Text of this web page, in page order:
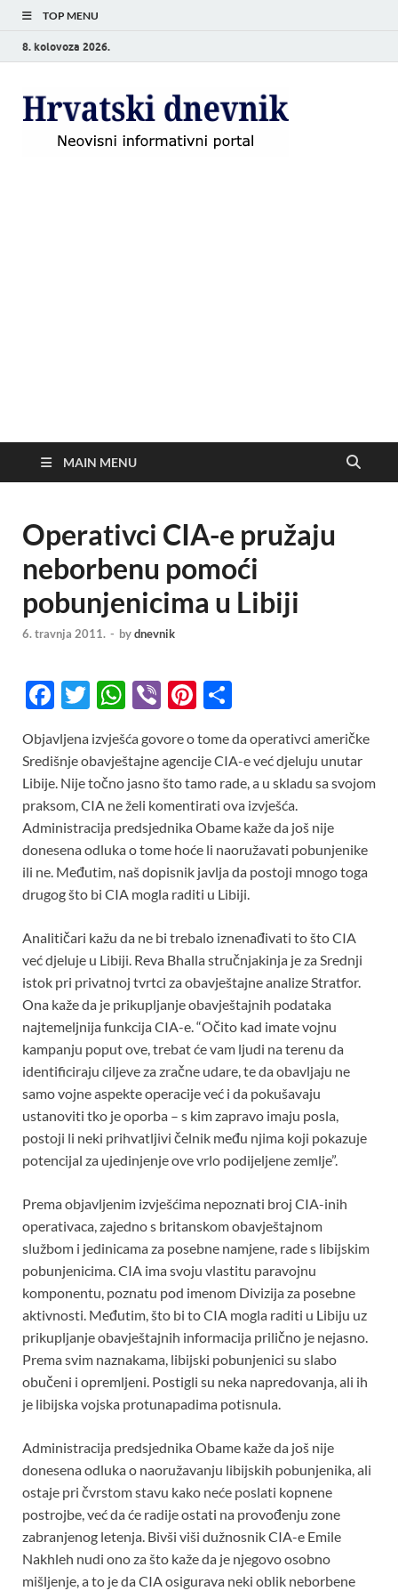
TOP MENU
8. kolovoza 2026.
MAIN MENU
Operativci CIA-e pružaju
neborbenu pomoći
pobunjenicima u Libiji
6. travnja 2011. - bydnevnik
F
e
b
o
o
k
T
itt
er
W
at
s
A
p
p
Vi
er
Pi
er
es
t
ar
e
Objavljena izvješća govore o tome da operativci američke
Središnje obavještajne agencije CIA-e već djeluju unutar
Libije. Nije točno jasno što tamo rade, a u skladu sa svojom
praksom, CIA ne želi komentirati ova izvješća.
Administracija predsjednika Obame kaže da još nije
donesena odluka o tome hoće li naoružavati pobunjenike
ili ne. Međutim, naš dopisnik javlja da postoji mnogo toga
drugog što bi CIA mogla raditi u Libiji.
Analitičari kažu da ne bi trebalo iznenađivati to što CIA
već djeluje u Libiji. Reva Bhalla stručnjakinja je za Srednji
istok pri privatnoj tvrtci za obavještajne analize Stratfor.
Ona kaže da je prikupljanje obavještajnih podataka
najtemeljnija funkcija CIA-e. “Očito kad imate vojnu
kampanju poput ove, trebat će vam ljudi na terenu da
identificiraju ciljeve za zračne udare, te da obavljaju ne
samo vojne aspekte operacije već i da pokušavaju
ustanoviti tko je oporba – s kim zapravo imaju posla,
postoji li neki prihvatljivi čelnik među njima koji pokazuje
potencijal za ujedinjenje ove vrlo podijeljene zemlje”.
Prema objavljenim izvješćima nepoznati broj CIA-inih
operativaca, zajedno s britanskom obavještajnom
službom i jedinicama za posebne namjene, rade s libijskim
pobunjenicima. CIA ima svoju vlastitu paravojnu
komponentu, poznatu pod imenom Divizija za posebne
aktivnosti. Međutim, što bi to CIA mogla raditi u Libiju uz
prikupljanje obavještajnih informacija prilično je nejasno.
Prema svim naznakama, libijski pobunjenici su slabo
obučeni i opremljeni. Postigli su neka napredovanja, ali ih
je libijska vojska protunapadima potisnula.
Administracija predsjednika Obame kaže da još nije
donesena odluka o naoružavanju libijskih pobunjenika, ali
ostaje pri čvrstom stavu kako neće poslati kopnene
postrojbe, već da će radije ostati na provođenju zone
zabranjenog letenja. Bivši viši dužnosnik CIA-e Emile
Nakhleh nudi ono za što kaže da je njegovo osobno
mišljenje, a to je da CIA osigurava neki oblik neborbene